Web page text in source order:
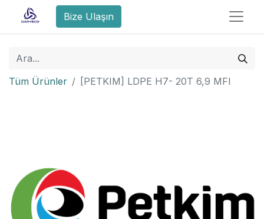
Bize Ulaşın
Tüm Ürünler [PETKIM] LDPE H7- 20T 6,9 MFI